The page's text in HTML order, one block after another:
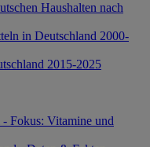
Haushalten nach
in Deutschland 2000-
2015-2025
Fokus: Vitamine und